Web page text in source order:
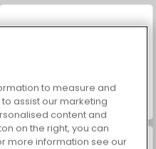
Büyük Mahjong Eşleme
to measure and
assist our marketing
content and
on the right, you can
more information see our